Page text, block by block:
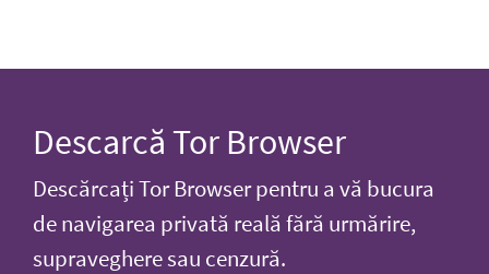
Descarcă Tor Browser
Descărcați Tor Browser pentru a vă bucura
de navigarea privată reală fără urmărire,
supraveghere sau cenzură.